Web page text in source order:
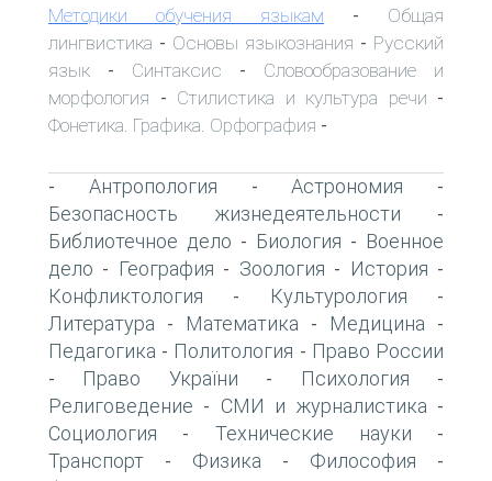
Методики обучения языкам - Общая
лингвистика - Основы языкознания - Русский
язык - Синтаксис - Словообразование и
морфология - Стилистика и культура речи -
Фонетика. Графика. Орфография -
- Антропология -Астрономия -
Безопасность жизнедеятельности -
Библиотечное дело - Биология - Военное
дело - География - Зоология - История -
Конфликтология - Культурология -
Литература - Математика - Медицина -
Педагогика - Политология - Право России
- Право України - Психология -
Религоведение - СМИ и журналистика -
Социология - Технические науки -
Транспорт - Физика - Философия -